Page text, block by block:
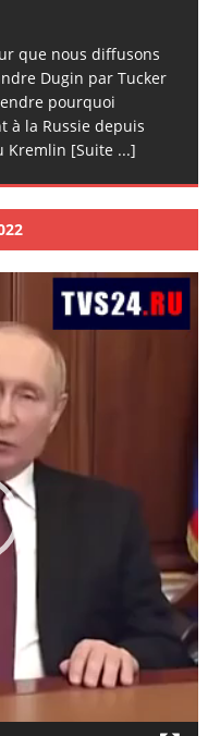
que nous diffusons
Dugin par Tucker
pourquoi
à la Russie depuis
Kremlin [Suite ...]